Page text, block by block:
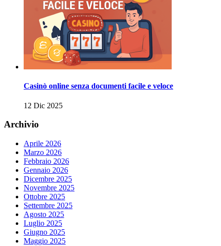
Casinò online senza documenti facile e veloce
12 Dic 2025
Archivio
Aprile 2026
Marzo 2026
Febbraio 2026
Gennaio 2026
Dicembre 2025
Novembre 2025
Ottobre 2025
Settembre 2025
Agosto 2025
Luglio 2025
Giugno 2025
Maggio 2025